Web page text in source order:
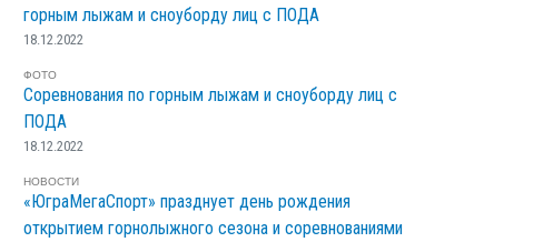
горным лыжам и сноуборду лиц с ПОДА
18.12.2022
ФОТО
Соревнования по горным лыжам и сноуборду лиц с
ПОДА
18.12.2022
НОВОСТИ
«ЮграМегаСпорт» празднует день рождения
открытием горнолыжного сезона и соревнованиями